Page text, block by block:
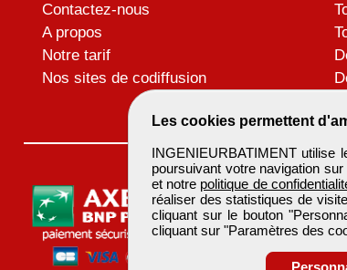
Les cookies permettent
INGENIEURBATIMENT utilise
poursuivant votre navigation
et notre politique de
réaliser des statistiques de
cliquant sur le bouton
cliquant sur "Paramètres des
Contactez-nous
A propos
Notre tarif
Nos sites de codiffusion